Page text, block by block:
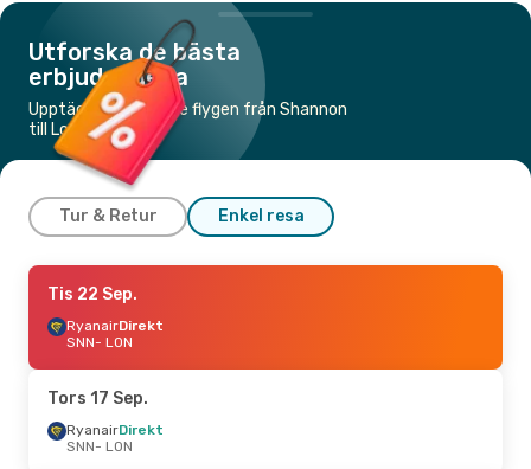
Utforska de bästa
erbjudandena
Upptäck de billigaste flygen från Shannon
till London
Tur & Retur Enkel resa
Tis 8 Sep.- Tis 15 Sep.
RyanairDirekt
SNN- LON
LON- SNN
Sön 30 Aug.- Lör 5 Sep.
Tis 22 Sep.
RyanairDirekt
SNN- LON
Tors 17 Sep.
RyanairDirekt
SNN- LON